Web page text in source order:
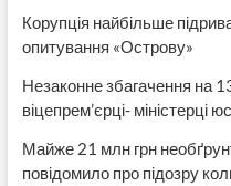
Корупція найбільше
опитування «Острову»
Незаконне збагачення на
віцепрем’єрці- міністерці
Майже 21 млн грн
повідомило про підозру